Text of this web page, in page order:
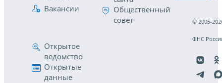
Вакансии
Общественный
совет
Открытое
ведомство
Открытые
данные
© 2005-
ФНС